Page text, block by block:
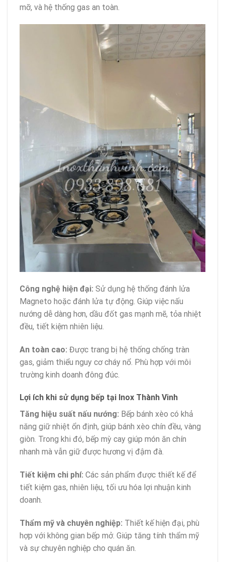
mỡ, và hệ thống gas an toàn.
Công nghệ hiện đại: Sử dụng hệ thống đánh lửa
Magneto hoặc đánh lửa tự động. Giúp việc nấu
nướng dễ dàng hơn, dầu đốt gas mạnh mẽ, tỏa nhiệt
đều, tiết kiệm nhiên liệu.
An toàn cao: Được trang bị hệ thống chống tràn
gas, giảm thiểu nguy cơ cháy nổ. Phù hợp với môi
trường kinh doanh đông đúc.
Lợi ích khi sử dụng bếp tại Inox Thành Vinh
Tăng hiệu suất nấu nướng: Bếp bánh xèo có khả
năng giữ nhiệt ổn định, giúp bánh xèo chín đều, vàng
giòn. Trong khi đó, bếp mỳ cay giúp món ăn chín
nhanh mà vẫn giữ được hương vị đậm đà.
Tiết kiệm chi phí: Các sản phẩm được thiết kế để
tiết kiệm gas, nhiên liệu, tối ưu hóa lợi nhuận kinh
doanh.
Thẩm mỹ và chuyên nghiệp: Thiết kế hiện đại, phù
hợp với không gian bếp mở. Giúp tăng tính thẩm mỹ
và sự chuyên nghiệp cho quán ăn.